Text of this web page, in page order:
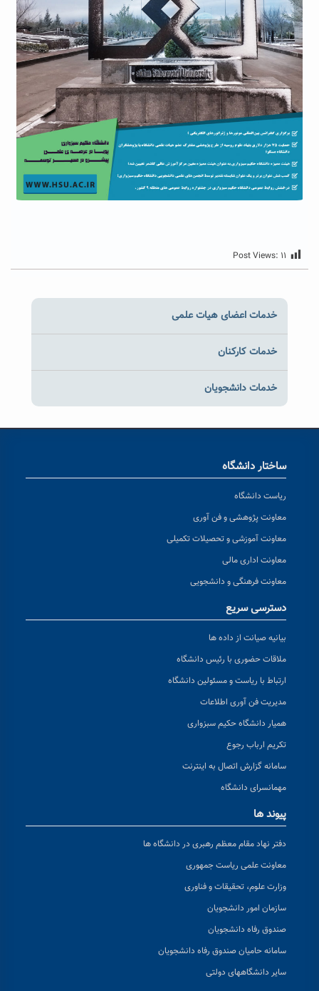
Post Views: ۱۱
خدمات اعضای هیات علمی
خدمات کارکنان
خدمات دانشجویان
ساختار دانشگاه
ریاست دانشگاه
معاونت پژوهشی و فن آوری
معاونت آموزشی و تحصیلات تکمیلی
معاونت اداری مالی
معاونت فرهنگی و دانشجویی
دسترسی سریع
بیانیه صیانت از داده ها
ملاقات حضوری با رئیس دانشگاه
ارتباط با ریاست و مسئولین دانشگاه
مدیریت فن آوری اطلاعات
همیار دانشگاه حکیم سبزواری
تکریم ارباب رجوع
سامانه گزارش اتصال به اینترنت
مهمانسرای دانشگاه
پیوند ها
دفتر نهاد مقام معظم رهبری در دانشگاه ها
معاونت علمی ریاست جمهوری
وزارت علوم، تحقیقات و فناوری
سازمان امور دانشجویان
صندوق رفاه دانشجویان
سامانه حامیان صندوق رفاه دانشجویان
سایر دانشگاههای دولتی